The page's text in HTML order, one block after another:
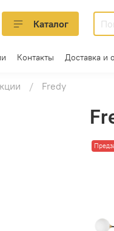
Каталог
Контакты Доставка и
Fredy